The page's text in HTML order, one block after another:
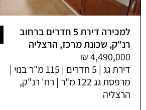
למכירה דירת 5 חדרים ברחוב
רנ"ק, שכונת מרכז, הרצליה
דירת גג | 5 חדרים | 115 מ"ר בנוי |
מרפסת גג 122 מ"ר | רח' רנ"ק,
הרצליה